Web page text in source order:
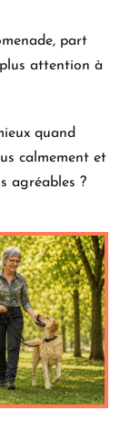
part
attention à
quand
calmement et
agréables ?